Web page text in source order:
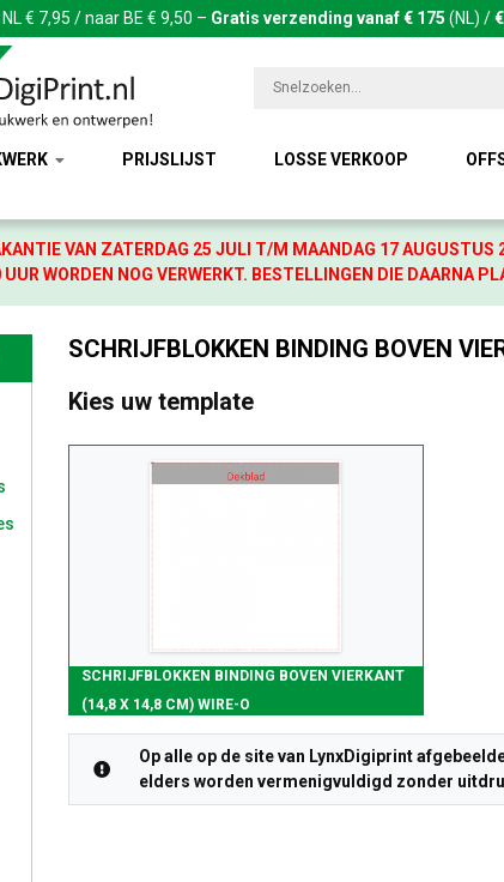
€ 7,95 / naar BE € 9,50 – Gratis verzending vanaf € 175 (NL) /
PRIJSLIJST LOSSE VERKOOP
VAN ZATERDAG 25 JULI T/M MAANDAG 17
WORDEN NOG VERWERKT. BESTELLINGEN DIE DAARNA
SCHRIJFBLOKKEN BINDING BOVEN
Kies uw template
SCHRIJFBLOKKEN BINDING BOVEN VIERKANT
(14,8 X 14,8 CM) WIRE-O
Op alle op de site van LynxDigiprint
elders worden vermenigvuldigd zonder